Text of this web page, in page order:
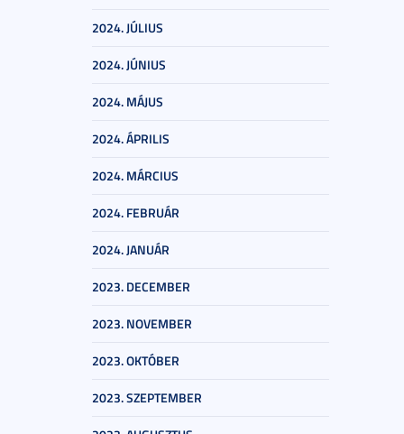
2024. JÚLIUS
2024. JÚNIUS
2024. MÁJUS
2024. ÁPRILIS
2024. MÁRCIUS
2024. FEBRUÁR
2024. JANUÁR
2023. DECEMBER
2023. NOVEMBER
2023. OKTÓBER
2023. SZEPTEMBER